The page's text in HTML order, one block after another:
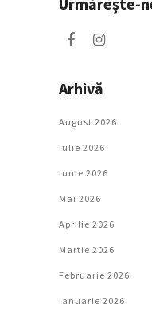
Arhivă
August 2026
Iulie 2026
Iunie 2026
Mai 2026
Aprilie 2026
Martie 2026
Februarie 2026
Ianuarie 2026